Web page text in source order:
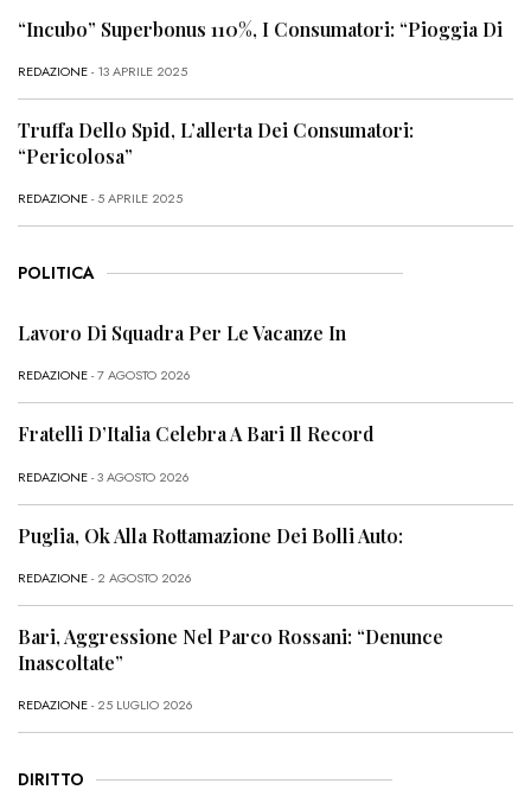
“Incubo” Superbonus 110%, I Consumatori: “Pioggia Di
REDAZIONE- 13 APRILE 2025
Truffa Dello Spid, L’allerta Dei Consumatori:
“Pericolosa”
REDAZIONE- 5 APRILE 2025
POLITICA
Lavoro Di Squadra Per Le Vacanze In
REDAZIONE- 7 AGOSTO 2026
Fratelli D’Italia Celebra A Bari Il Record
REDAZIONE- 3 AGOSTO 2026
Puglia, Ok Alla Rottamazione Dei Bolli Auto:
REDAZIONE- 2 AGOSTO 2026
Bari, Aggressione Nel Parco Rossani: “Denunce
Inascoltate”
REDAZIONE- 25 LUGLIO 2026
DIRITTO